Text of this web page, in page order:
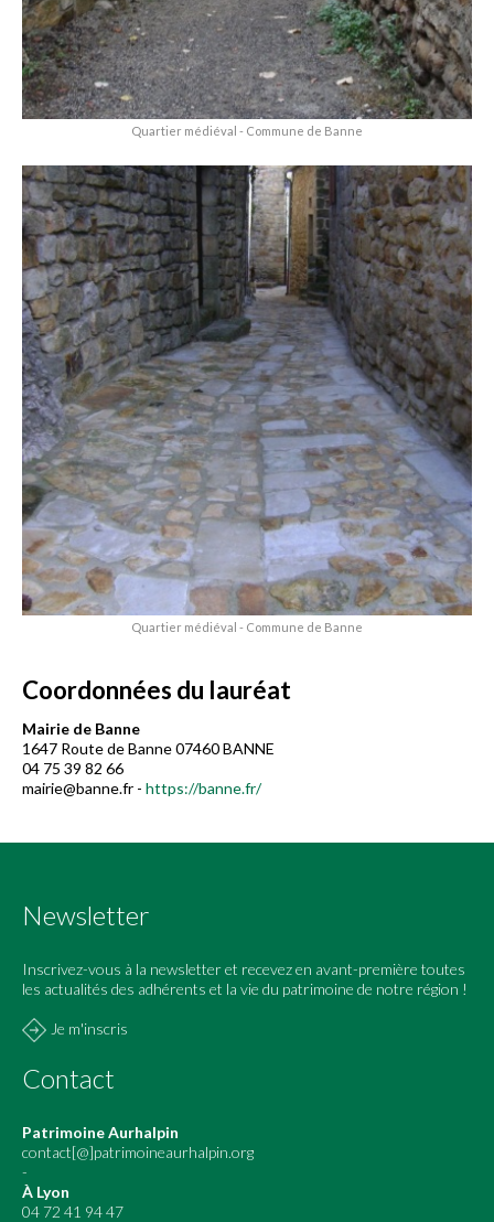
Quartier médiéval - Commune de Banne
Quartier médiéval - Commune de Banne
Coordonnées du lauréat
Mairie de Banne
1647 Route de Banne 07460 BANNE
04 75 39 82 66
mairie@banne.fr - https://banne.fr/
Newsletter
Inscrivez-vous à la newsletter et recevez en avant-première toutes
les actualités des adhérents et la vie du patrimoine de notre région !
Je m'inscris
Contact
Patrimoine Aurhalpin
contact[@]patrimoineaurhalpin.org
-
À Lyon
04 72 41 94 47